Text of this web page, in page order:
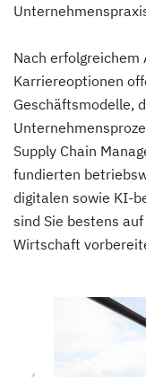
Nach
Karriereoptionen
Geschäftsmodelle,
Supply Chain
fundierten
digitalen sowie KI-
sind Sie bestens
Wirtschaft